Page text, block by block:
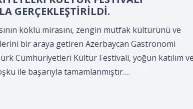
Aşçılar ve Turizmciler Derneği
gerçekleştirildi.
kapsamında düzenlenen *Kepçe Devir Teslim ve
Programı*, Kocaeli Süleyman Demirel Kültür
Kocaeli Aşçılar ve Turizmciler Derneği tarafından
Kocaeli Aşçılar ve Turizmciler Derneği; coğrafi